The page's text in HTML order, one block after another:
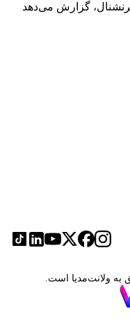
گزارش می‌دهد
به ولانت‌مدیا است.